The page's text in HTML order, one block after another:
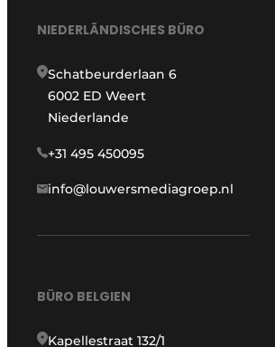
NIEDERLÄNDISCHES BÜRO
Schatbeurderlaan 6
6002 ED Weert
Niederlande
+31 495 450095
info@louwersmediagroep.nl
BÜRO BELGIEN
Kapellestraat 132/1